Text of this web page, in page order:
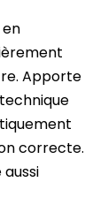
. Apporte
technique
correcte.